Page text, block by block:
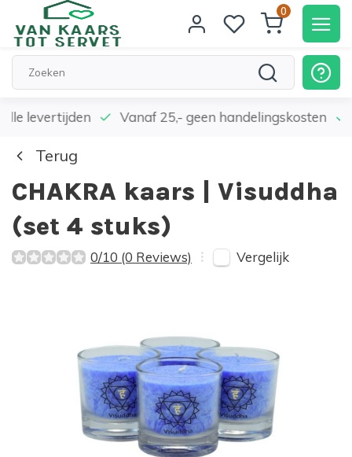
0
levertijden Vanaf 25,- geen handelingskosten
Terug
CHAKRA kaars | Visuddha
(set 4 stuks)
0/10 (0 Reviews) Vergelijk